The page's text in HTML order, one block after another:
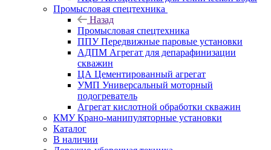
Промысловая спецтехника
Назад
Промысловая спецтехника
ППУ Передвижные паровые установки
АДПМ Агрегат для депарафинизации
скважин
ЦА Цементированный агрегат
УМП Универсальный моторный
подогреватель
Агрегат кислотной обработки скважин
КМУ Крано-манипуляторные установки
Каталог
В наличии